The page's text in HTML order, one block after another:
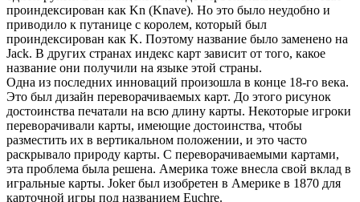
проиндексирован как Kn (Knave). Но это было неудобно и
приводило к путанице с королем, который был
проиндексирован как K. Поэтому название было заменено на
Jack. В других странах индекс карт зависит от того, какое
название они получили на языке этой страны.
Одна из последних инноваций произошла в конце 18-го века.
Это был дизайн переворачиваемых карт. До этого рисунок
достоинства печатали на всю длину карты. Некоторые игроки
переворачивали карты, имеющие достоинства, чтобы
разместить их в вертикальном положении, и это часто
раскрывало природу карты. С переворачиваемыми картами,
эта проблема была решена. Америка тоже внесла свой вклад в
игральные карты. Joker был изобретен в Америке в 1870 для
карточной игры под названием Euchre.